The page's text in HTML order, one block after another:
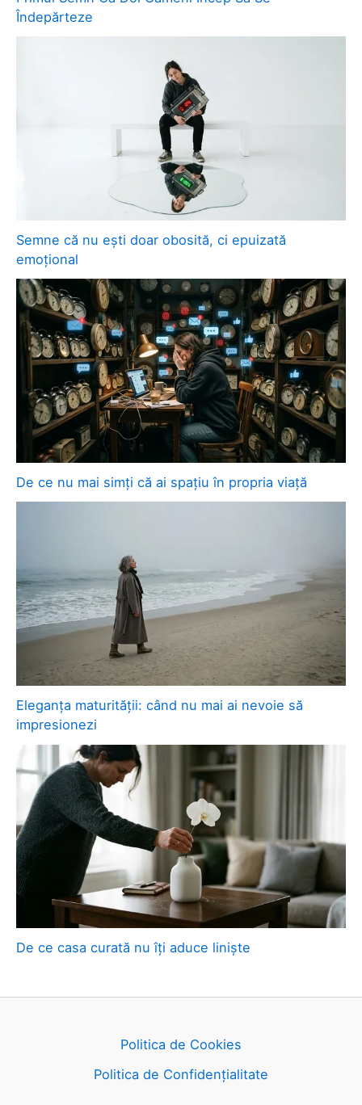
Îndepărteze
Semne că nu ești doar obosită, ci epuizată
emoțional
De ce nu mai simți că ai spațiu în propria viață
Eleganța maturității: când nu mai ai nevoie să
impresionezi
De ce casa curată nu îți aduce liniște
Politica de Cookies
Politica de Confidențialitate